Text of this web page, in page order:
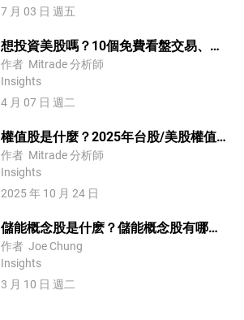
7 月 03 日 週五
想投資美股嗎？10個免費看盤交易、即
時報價APP/軟體推薦
作者 Mitrade 分析師
Insights
4 月 07 日 週二
權值股是什麼？2025年台股/美股權值股
TOP排行榜
作者 Mitrade 分析師
Insights
2025 年 10 月 24 日
儲能概念股是什麽？儲能概念股有哪
些？2026儲能概念股龍頭推薦!
作者 Joe Chung
Insights
3 月 10 日 週二